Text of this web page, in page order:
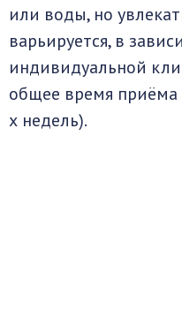
или воды, но
варьируется, в
индивидуальной
общее время
х недель).